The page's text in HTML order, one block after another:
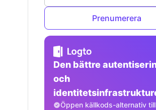
Prenumerera
Den bättre
och
Öppen källkods-alternativ